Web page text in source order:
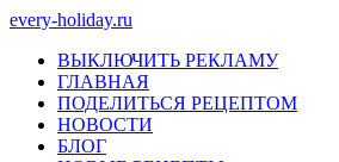
every-holiday.ru
ВЫКЛЮЧИТЬ РЕКЛАМУ
ГЛАВНАЯ
ПОДЕЛИТЬСЯ РЕЦЕПТОМ
НОВОСТИ
БЛОГ